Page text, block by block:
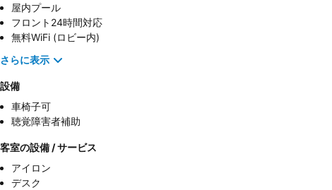
屋内プール
フロント24時間対応
無料WiFi (ロビー内)
さらに表示
設備
車椅子可
聴覚障害者補助
客室の設備 / サービス
アイロン
デスク